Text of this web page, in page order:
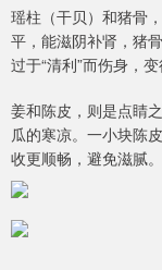
瑶柱（干贝）和猪骨
平，能滋阴补肾，猪
过于“清利”而伤身，
姜和陈皮，则是点睛
瓜的寒凉。一小块陈
收更顺畅，避免滋腻。